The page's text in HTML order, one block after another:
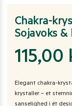
Chakra-
Sojavoks
115,00
Elegant chakra-
krystaller – et